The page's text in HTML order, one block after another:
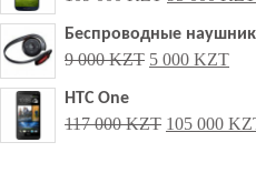
Беспроводные
9 000 KZT 5 000 KZT
HTC One
117 000 KZT 105 000